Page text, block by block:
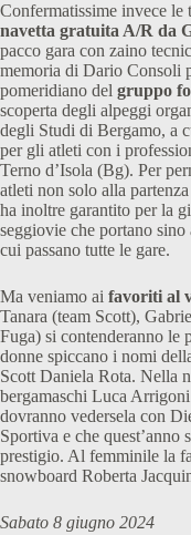
Confermatissime invece le
navetta gratuita A/R da
pacco gara con zaino
memoria di Dario Consoli
pomeridiano del gruppo
scoperta degli alpeggi
degli Studi di Bergamo, a
per gli atleti con i
Terno d’Isola (Bg). Per
atleti non solo alla
ha inoltre garantito per la
seggiovie che portano
cui passano tutte le gare.
Ma veniamo ai favoriti al
Tanara (team Scott),
Fuga) si contenderanno le
donne spiccano i nomi
Scott Daniela Rota. Nella
bergamaschi Luca
dovranno vedersela con
Sportiva e che
prestigio. Al femminile la
snowboard Roberta
Sabato 8 giugno 2024